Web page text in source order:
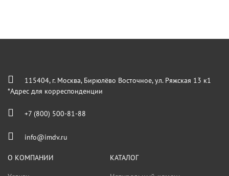
115404, г. Москва, Бирюлёво Восточное, ул. Ряжская 13 к1
*Адрес для корреспонденции
+7 (800) 500-81-88
info@imdv.ru
О КОМПАНИИ КАТАЛОГ